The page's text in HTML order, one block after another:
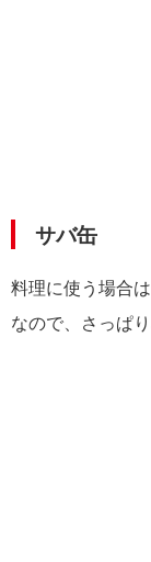
サバ缶
料理に使う場合
なので、さっぱ